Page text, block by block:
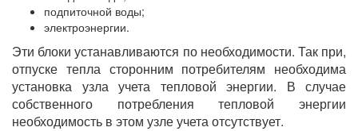
подпиточной воды;
электроэнергии.
Эти блоки устанавливаются по необходимости. Так при,
отпуске тепла сторонним потребителям необходима
установка узла учета тепловой энергии. В случае
собственного потребления тепловой энергии
необходимость в этом узле учета отсутствует.